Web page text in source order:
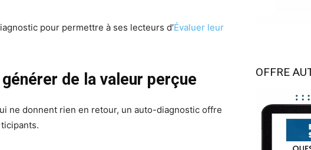
pour permettre à ses lecteurs d’Évaluer leur
de la valeur perçue
ne donnent rien en retour, un auto-diagnostic offre
OFFRE